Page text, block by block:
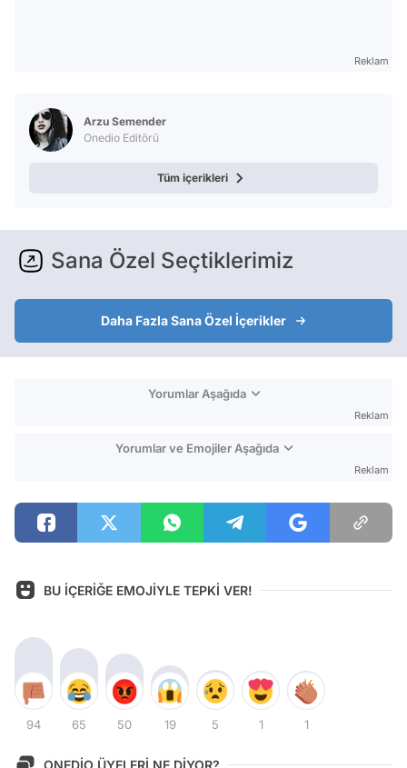
Reklam
Arzu Semender
Onedio Editörü
Tüm içerikleri
Sana Özel Seçtiklerimiz
Daha Fazla Sana Özel İçerikler
Yorumlar Aşağıda
Reklam
Yorumlar ve Emojiler Aşağıda
Reklam
BU İÇERİĞE EMOJİYLE TEPKİ VER!
94 65 50 19 5 1 1
ONEDİO ÜYELERİ NE DİYOR?